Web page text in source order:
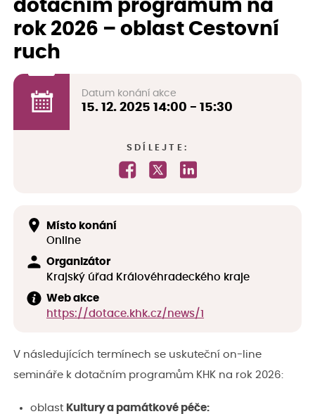
dotačním programům na
rok 2026 – oblast Cestovní
ruch
Datum konání akce
15. 12. 2025 14:00 - 15:30
SDÍLEJTE:
Místo konání
Online
Organizátor
Krajský úřad Královéhradeckého kraje
Web akce
https://dotace.khk.cz/news/1
V následujících termínech se uskuteční on-line
semináře k dotačním programům KHK na rok 2026:
oblast Kultury a památkové péče: